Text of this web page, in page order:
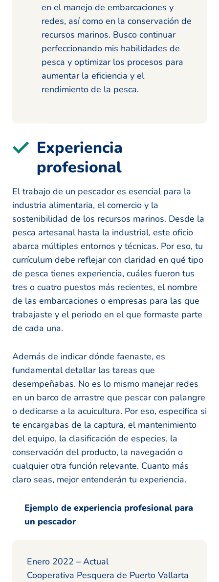
en el manejo de embarcaciones y
redes, así como en la conservación de
recursos marinos. Busco continuar
perfeccionando mis habilidades de
pesca y optimizar los procesos para
aumentar la eficiencia y el
rendimiento de la pesca.
Experiencia
profesional
El trabajo de un pescador es esencial para la
industria alimentaria, el comercio y la
sostenibilidad de los recursos marinos. Desde la
pesca artesanal hasta la industrial, este oficio
abarca múltiples entornos y técnicas. Por eso, tu
currículum debe reflejar con claridad en qué tipo
de pesca tienes experiencia, cuáles fueron tus
tres o cuatro puestos más recientes, el nombre
de las embarcaciones o empresas para las que
trabajaste y el periodo en el que formaste parte
de cada una.
Además de indicar dónde faenaste, es
fundamental detallar las tareas que
desempeñabas. No es lo mismo manejar redes
en un barco de arrastre que pescar con palangre
o dedicarse a la acuicultura. Por eso, especifica si
te encargabas de la captura, el mantenimiento
del equipo, la clasificación de especies, la
conservación del producto, la navegación o
cualquier otra función relevante. Cuanto más
claro seas, mejor entenderán tu experiencia.
Ejemplo de experiencia profesional para
un pescador
Enero 2022 – Actual
Cooperativa Pesquera de Puerto Vallarta